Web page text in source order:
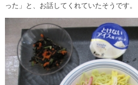
った」と、お話してくれていたそうです。